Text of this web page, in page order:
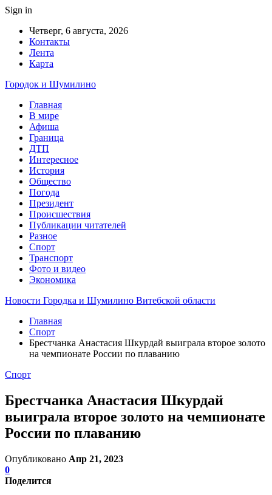
Sign in
Четверг, 6 августа, 2026
Контакты
Лента
Карта
Городок и Шумилино
Главная
В мире
Афиша
Граница
ДТП
Интересное
История
Общество
Погода
Президент
Происшествия
Публикации читателей
Разное
Спорт
Транспорт
Фото и видео
Экономика
Новости Городка и Шумилино Витебской области
Главная
Спорт
Брестчанка Анастасия Шкурдай выиграла второе золото
на чемпионате России по плаванию
Спорт
Брестчанка Анастасия Шкурдай
выиграла второе золото на чемпионате
России по плаванию
Опубликовано Апр 21, 2023
0
Поделится